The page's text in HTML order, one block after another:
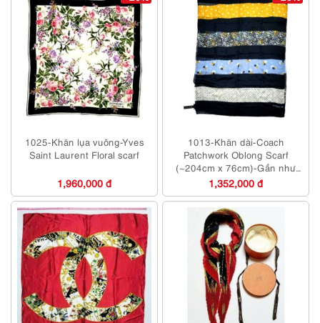
1025-Khăn lụa vuông-Yves
Saint Laurent Floral scarf
1,960,000 đ
1013-Khăn dài-Coach
Patchwork Oblong Scarf
(~204cm x 76cm)-Gần như
mới
1,352,000 đ